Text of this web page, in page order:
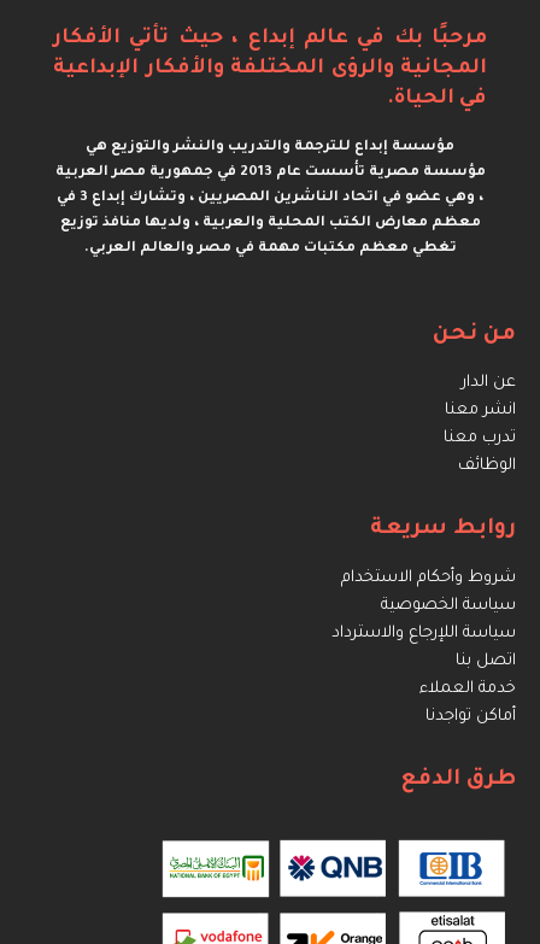
مرحبًا بك في عالم إبداع ، حيث تأتي الأفكار
المجانية والرؤى المختلفة والأفكار الإبداعية
في الحياة.
مؤسسة إبداع للترجمة والتدريب والنشر والتوزيع هي
مؤسسة مصرية تأسست عام 2013 في جمهورية مصر العربية
، وهي عضو في اتحاد الناشرين المصريين ، وتشارك إبداع 3 في
معظم معارض الكتب المحلية والعربية ، ولديها منافذ توزيع
تغطي معظم مكتبات مهمة في مصر والعالم العربي.
من نحن
عن الدار
انشر معنا
تدرب معنا
الوظائف
روابط سريعة
شروط وأحكام الاستخدام
سياسة الخصوصية
سياسة اللإرجاع والاسترداد
اتصل بنا
خدمة العملاء
أماكن تواجدنا
طرق الدفع